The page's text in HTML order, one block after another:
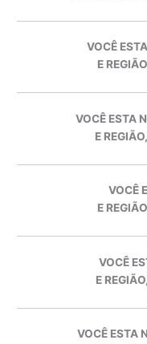
VOCÊ
E
VOCÊ ESTA
E
VOCÊ
E
VOCÊ
E
VOCÊ ESTA